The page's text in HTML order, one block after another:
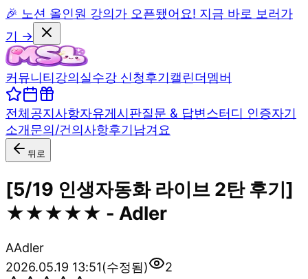
🎉 노션 올인원 강의가 오픈됐어요! 지금 바로 보러가
기 →
커뮤니티강의실수강 신청후기캘린더멤버
전체공지사항자유게시판질문 & 답변스터디 인증자기
소개문의/건의사항후기남겨요
뒤로
[5/19 인생자동화 라이브 2탄 후기]
★★★★★ - Adler
AAdler
2026.05.19 13:51(수정됨)
2